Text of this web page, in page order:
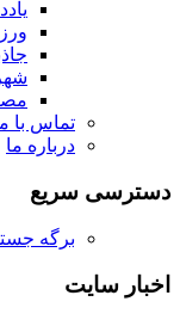
تماس با
درباره ما
دسترسی سریع
برگه
اخبار سایت